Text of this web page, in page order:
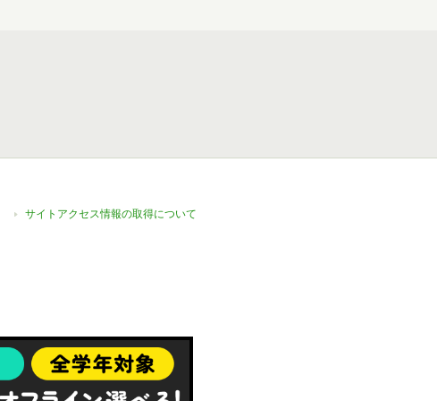
サイトアクセス情報の取得について